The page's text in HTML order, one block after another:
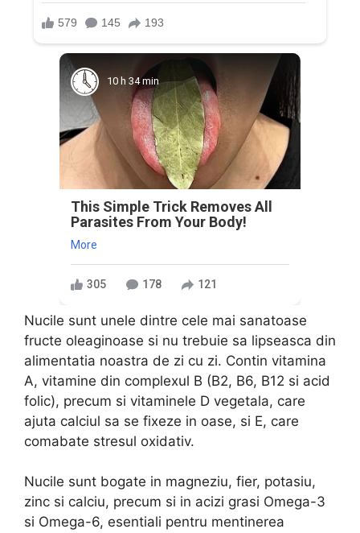
10 h 34 min
This Simple Trick Removes All
Parasites From Your Body!
More
305 178 121
Nucile sunt unele dintre cele mai sanatoase
fructe oleaginoase si nu trebuie sa lipseasca din
alimentatia noastra de zi cu zi. Contin vitamina
A, vitamine din complexul B (B2, B6, B12 si acid
folic), precum si vitaminele D vegetala, care
ajuta calciul sa se fixeze in oase, si E, care
comabate stresul oxidativ.
Nucile sunt bogate in magneziu, fier, potasiu,
zinc si calciu, precum si in acizi grasi Omega-3
si Omega-6, esentiali pentru mentinerea